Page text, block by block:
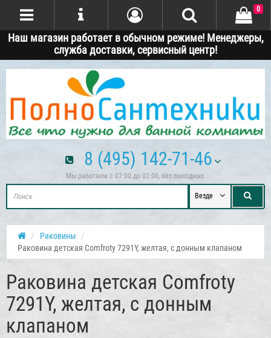
Наш магазин работает в обычном режиме! Менеджеры,
служба доставки, сервисный центр!
8 (495) 142-71-46
Мы работаем с 07:00 до 02:00, без выходных.
Везде
0
Раковины
Раковина детская Comfroty 7291Y, желтая, с донным клапаном
Раковина детская Comfroty
7291Y, желтая, с донным
клапаном